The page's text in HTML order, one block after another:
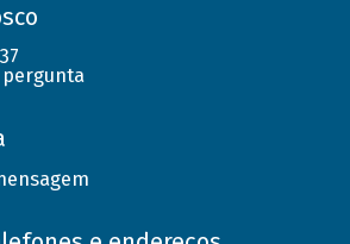
pergunta